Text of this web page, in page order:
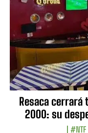
Resaca cerrará
2000: su
#NTF